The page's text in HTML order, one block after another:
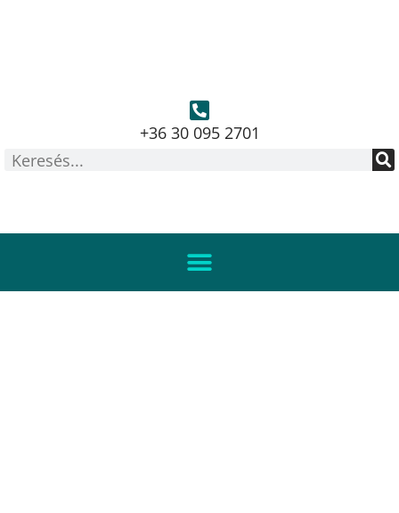
+36 30 095 2701